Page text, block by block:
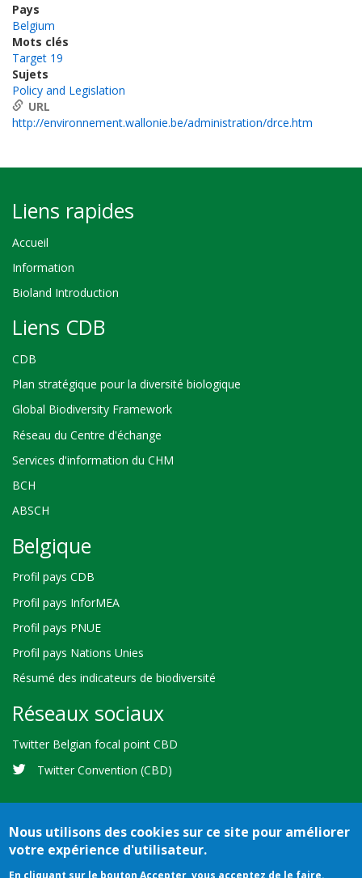
Pays
Belgium
Mots clés
Target 19
Sujets
Policy and Legislation
URL
http://environnement.wallonie.be/administration/drce.htm
Liens rapides
Accueil
Information
Bioland Introduction
Liens CDB
CDB
Plan stratégique pour la diversité biologique
Global Biodiversity Framework
Réseau du Centre d'échange
Services d'information du CHM
BCH
ABSCH
Belgique
Profil pays CDB
Profil pays InforMEA
Profil pays PNUE
Profil pays Nations Unies
Résumé des indicateurs de biodiversité
Réseaux sociaux
Twitter Belgian focal point CBD
Twitter Convention (CBD)
Bioland
Crédits Conditions d'utilisation © 2026 Secretariat of the
Nous utilisons des cookies sur ce site pour améliorer
votre expérience d'utilisateur.
En cliquant sur le bouton Accepter, vous acceptez de le faire.